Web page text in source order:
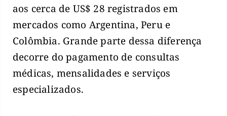
aos cerca de US$ 28 registrados em
mercados como Argentina, Peru e
Colômbia. Grande parte dessa diferença
decorre do pagamento de consultas
médicas, mensalidades e serviços
especializados.